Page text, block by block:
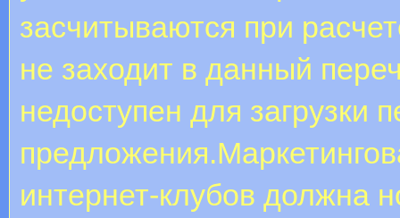
засчитываются при
не заходит в данный
недоступен для загрузки
интернет-клубов должна